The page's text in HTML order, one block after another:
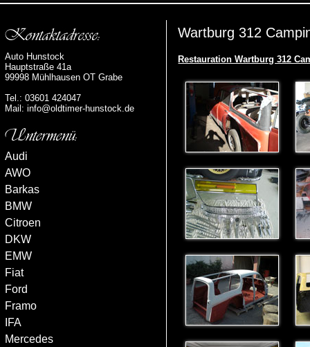
Auto Hunstock
Hauptstraße 41a
99998 Mühlhausen OT Grabe
Tel.: 03601 424047
Mail:info@oldtimer-hunstock.de
Audi
AWO
Barkas
BMW
Citroen
DKW
EMW
Fiat
Ford
Framo
IFA
Mercedes
Wartburg 312
Restauration Wartburg 312